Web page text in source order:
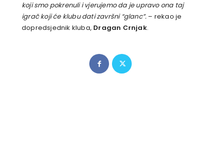
koji smo pokrenuli i vjerujemo da je upravo ona taj
igrač koji će klubu dati završni “glanc”. – rekao je
dopredsjednik kluba, Dragan Crnjak.